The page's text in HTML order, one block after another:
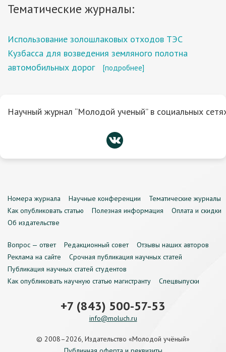
Тематические журналы:
Использование золошлаковых отходов ТЭС
Кузбасса для возведения земляного полотна
автомобильных дорог
[подробнее]
Научный журнал “Молодой ученый” в социальных
Номера журнала Научные конференции
Тематические журналы
Как опубликовать статью
Полезная информация
Оплата и скидки
Об издательстве
Вопрос — ответ Редакционный совет
Отзывы наших авторов
Реклама на сайте
Срочная публикация научных статей
Публикация научных статей студентов
Как опубликовать научную статью магистранту
Спецвыпуски
+7 (843) 500-57-53
info@moluch.ru
© 2008–2026, Издательство «Молодой учёный»